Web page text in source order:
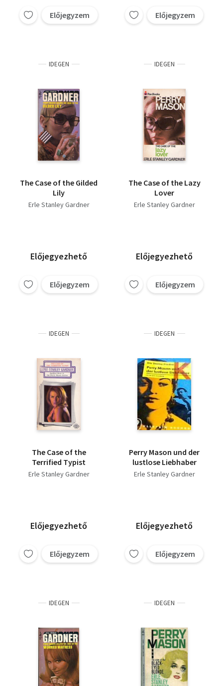
Előjegyzem Előjegyzem
IDEGEN
The Case of the Gilded
Lily
Erle Stanley Gardner
Előjegyezhető
Előjegyzem
IDEGEN
The Case of the Lazy
Lover
Erle Stanley Gardner
Előjegyezhető
Előjegyzem
IDEGEN
The Case of the
Terrified Typist
Erle Stanley Gardner
Előjegyezhető
Előjegyzem
IDEGEN
Perry Mason und der
lustlose Liebhaber
Erle Stanley Gardner
Előjegyezhető
Előjegyzem
IDEGEN IDEGEN